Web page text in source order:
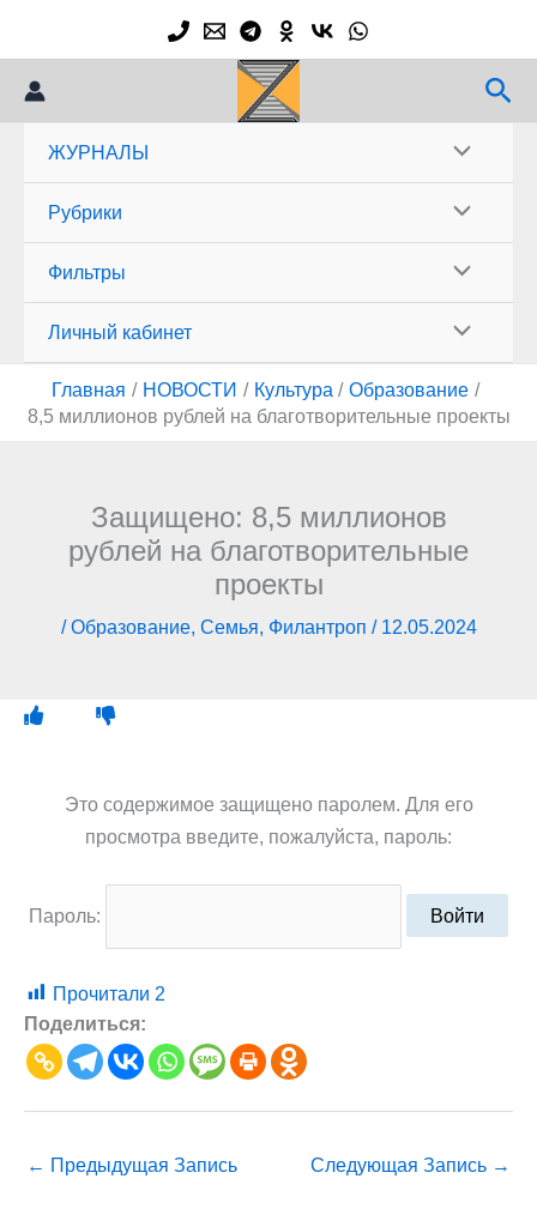
содержимому
ЖУРНАЛЫ
Рубрики
Фильтры
Личный кабинет
Главная НОВОСТИ Культура
Образование
8,5 миллионов рублей на благотворительные проекты
Защищено: 8,5 миллионов
рублей на благотворительные
проекты
/Образование, Семья, Филантроп / 12.05.2024
Это содержимое защищено паролем. Для его
просмотра введите, пожалуйста, пароль:
Пароль:
Прочитали 2
Поделиться:
← Предыдущая Запись Следующая Запись →